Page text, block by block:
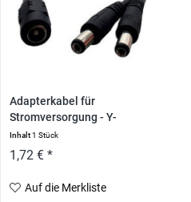
Adapterkabel für
Stromversorgung - Y-
Adapter,...
Inhalt1 Stück
1,72 € *
Auf die Merkliste